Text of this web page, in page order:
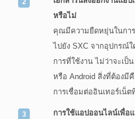
หรือไม่
คุณมีความยืดหยุ่นในการ
ไปยัง SXC จากอุปกรณ์
การที่ใช้งาน ไม่ว่าจะเป็
หรือ Android สิ่งที่ต้องมี
การเชื่อมต่ออินเทอร์เน็ต
การใช้แอปออนไลน์เพื่อ